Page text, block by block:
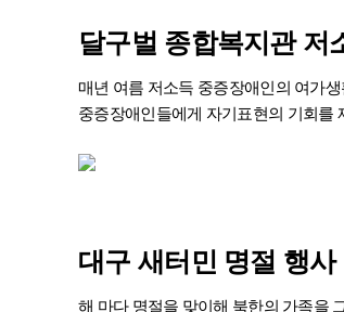
달구벌 종합복지관 저
매년 여름 저소득 중증장애인의 여가
중증장애인들에게 자기표현의 기회를
대구 새터민 명절 행사
해 마다 명절을 맞이해 북한의 가족을